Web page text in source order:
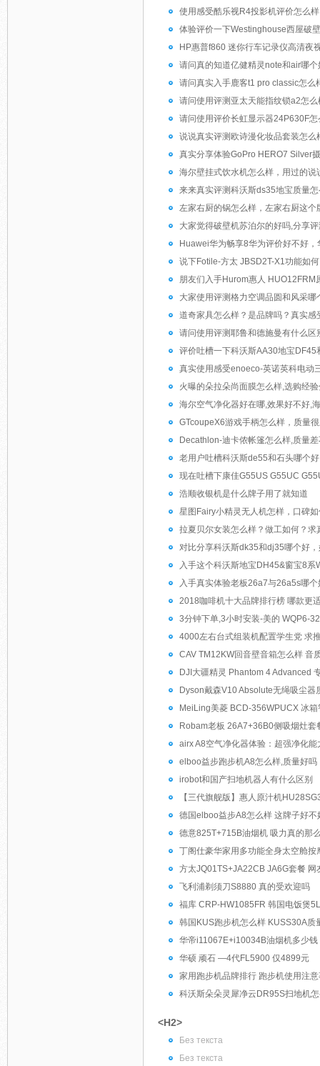
使用感受酷乐视R4投影机评价怎么
体验评价一下Westinghouse西屋破
HP惠普f860 迷你行车记录仪高清夜
请问真的知道亿健精灵note和air哪
请问真实入手鹿客t1 pro classic怎
请问使用评测亚太天能指纹锁a2怎
请问使用评价长虹显示器24P630F
说说真实评测欧诗漫化妆品套装怎
真实分享体验GoPro HERO7 Silver
海尔壁挂式饮水机怎么样，用过的说
来来真实评测科沃斯ds35地宝质量
左家右厨的锅怎么样，左家右厨这个
大家觉得破壁机苏泊尔的好吗,分享
Huawei华为畅享8华为评价好不好
说下Fotile-方太 JBSD2T-X1功能如
朋友们入手Hurom惠人 HUO12FRM
大家使用评测格力空调品圆和风采
道奇家具怎么样？是品牌吗？真实感
请问使用评测耶鲁和德施曼有什么
评价吐槽一下科沃斯AA30地宝
真实使用感受enoeco-英诺英科电动
火曝的朵拉朵尚面膜怎么样,选购经
海尔空气净化器好在哪,效果好不好,
GTcoupeX6游戏手柄怎么样，质量
Decathlon-迪卡侬帐篷怎么样,质量
老用户吐槽科沃斯de55和石头哪个
现在吐槽下康佳G55US G55UC
浩顺收银机是什么牌子用了就知道
星图Fairy小精灵无人机怎样，口碑
拉夏贝尔女装怎么样？做工如何？求
对比分享科沃斯dk35和dj35哪个好
入手这个科沃斯地宝DH45&窗宝8
入手真实体验老板26a7与26a5s哪
2018咖啡机十大品牌排行榜 哪款更
3分钟下单,3小时安装-美的 WQP6-
4000左右台式组装机配置学生党 求
CAV TM12KW回音壁音箱怎么样 音
DJI大疆精灵 Phantom 4 Advanced
Dyson戴森V10 Absolute无绳吸尘器
MeiLing美菱 BCD-356WPUCX 冰
Robam老板 26A7+36B0侧吸烟灶套
airx A8空气净化器体验：超强净化
elboo益步跑步机A8怎么样,质量好吗
irobot和国产扫地机器人有什么区别
【三代旗舰版】惠人原汁机
德国elboo益步A8怎么样 这牌子好不
德意825T+715B油烟机 吸力真的那
丁阁仕豪华家用多功能全身太空舱按
方太JQ01TS+JA22CB JA6G套餐 网
飞利浦剃须刀S8880 真的受欢迎吗
福库 CRP-HW1085FR 韩国电饭煲
韩国KUS跑步机怎么样 KUSS30A质
华帝i11067E+i10034B油烟机多少钱
华硕 顽石 —4代FL5900 仅4899元
家用跑步机品牌排行 跑步机使用注
科沃斯朵朵灵犀净云DR95S扫地机
<H2>
Без текста
Без текста